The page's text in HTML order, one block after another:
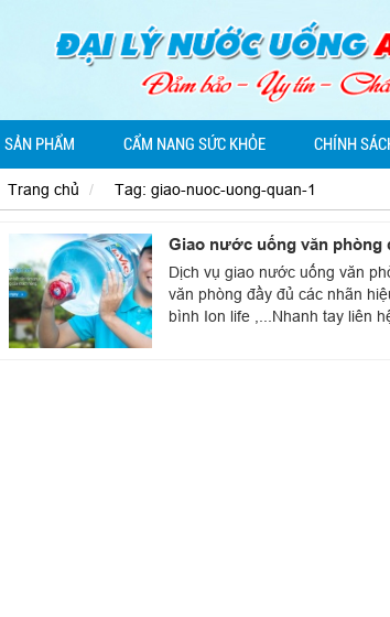
SẢN PHẨM CẨM NANG SỨC KHỎE CHÍNH
Trang chủ Tag: giao-nuoc-uong-quan-1
Giao nước uống văn phòng
Dịch vụ giao nước uống văn
văn phòng đầy đủ các nhãn
bình Ion life ,...Nhanh tay liên